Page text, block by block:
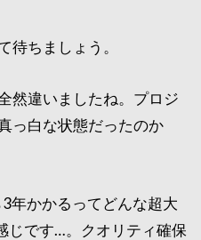
待ちましょう。
然違いましたね。プロジ
っ白な状態だったのか
年かかるってどんな超大
じです…。クオリティ確保